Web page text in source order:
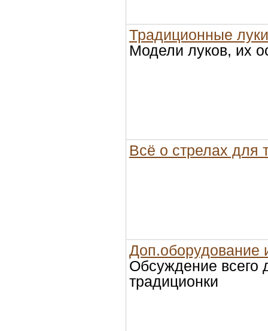
Традиционные луки
Модели луков, их
Всё о стрелах для
Доп.оборудование
Обсуждение всего
традиционки